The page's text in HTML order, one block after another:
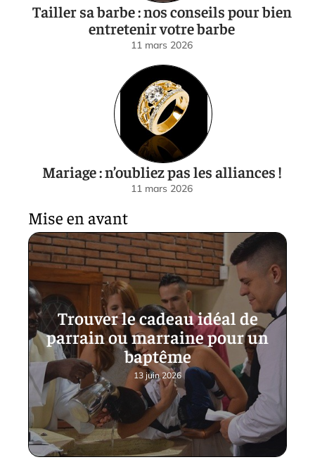
Tailler sa barbe : nos conseils pour bien
entretenir votre barbe
11 mars 2026
Mariage : n’oubliez pas les alliances !
11 mars 2026
Mise en avant
Trouver le cadeau idéal de
parrain ou marraine pour un
baptême
13 juin 2026